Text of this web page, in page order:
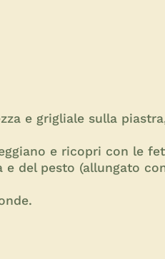
e grigliale sulla
e ricopri con le
del pesto (allungato